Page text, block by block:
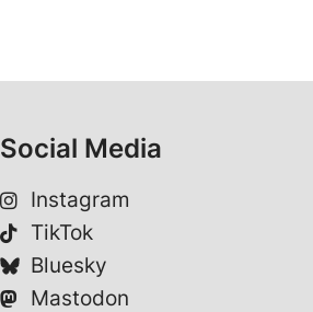
Social Media
Instagram
TikTok
Bluesky
Mastodon